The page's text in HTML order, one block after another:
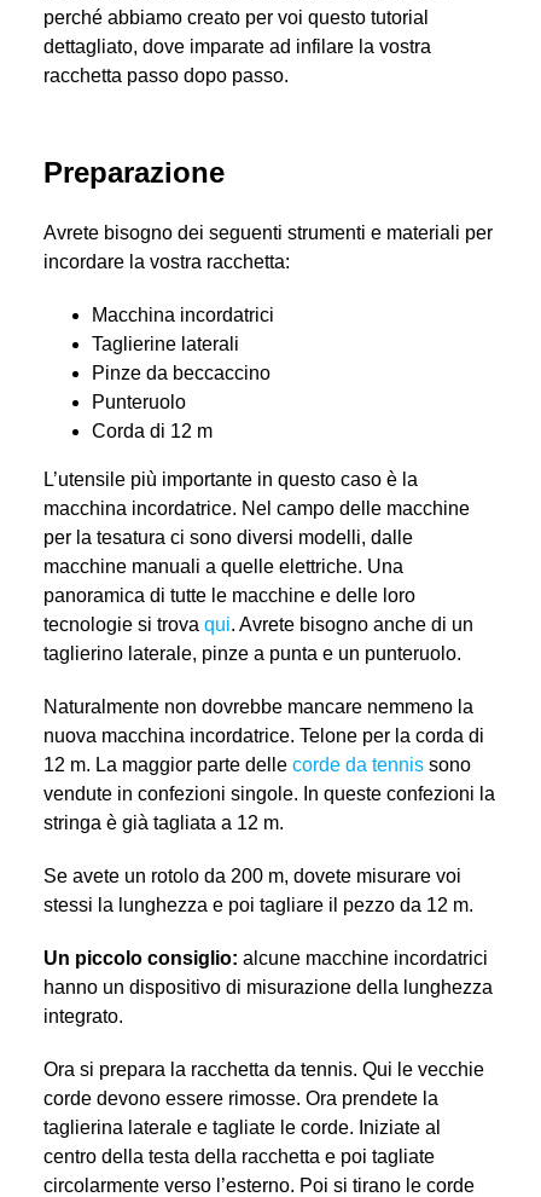
perché abbiamo creato per voi questo tutorial
dettagliato, dove imparate ad infilare la vostra
racchetta passo dopo passo.
Preparazione
Avrete bisogno dei seguenti strumenti e materiali per
incordare la vostra racchetta:
Macchina incordatrici
Taglierine laterali
Pinze da beccaccino
Punteruolo
Corda di 12 m
L’utensile più importante in questo caso è la
macchina incordatrice. Nel campo delle macchine
per la tesatura ci sono diversi modelli, dalle
macchine manuali a quelle elettriche. Una
panoramica di tutte le macchine e delle loro
tecnologie si trova qui. Avrete bisogno anche di un
taglierino laterale, pinze a punta e un punteruolo.
Naturalmente non dovrebbe mancare nemmeno la
nuova macchina incordatrice. Telone per la corda di
12 m. La maggior parte delle corde da tennissono
vendute in confezioni singole. In queste confezioni la
stringa è già tagliata a 12 m.
Se avete un rotolo da 200 m, dovete misurare voi
stessi la lunghezza e poi tagliare il pezzo da 12 m.
Un piccolo consiglio: alcune macchine incordatrici
hanno un dispositivo di misurazione della lunghezza
integrato.
Ora si prepara la racchetta da tennis. Qui le vecchie
corde devono essere rimosse. Ora prendete la
taglierina laterale e tagliate le corde. Iniziate al
centro della testa della racchetta e poi tagliate
circolarmente verso l’esterno. Poi si tirano le corde